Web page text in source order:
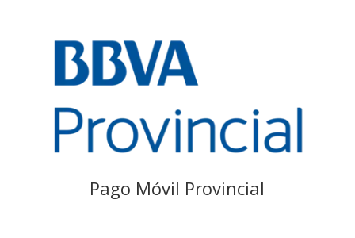
Pago Móvil Provincial